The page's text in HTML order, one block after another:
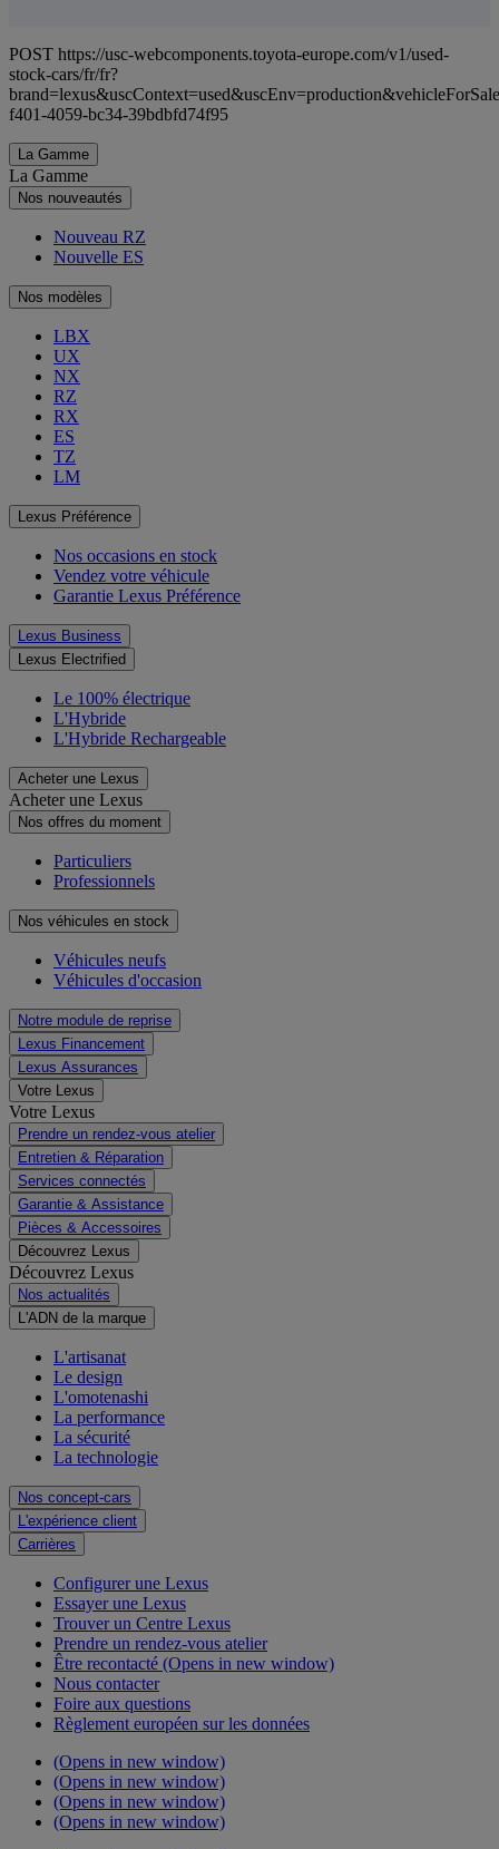
POST https://usc-webcomponents.toyota-europe.com/v1/used-
stock-cars/fr/fr?
f401-4059-bc34-39bdbfd74f95
La Gamme
La Gamme
Nos nouveautés
Nouveau RZ
Nouvelle ES
Nos modèles
LBX
UX
NX
RZ
RX
ES
TZ
LM
Lexus Préférence
Nos occasions en stock
Vendez votre véhicule
Garantie Lexus Préférence
Lexus Business
Lexus Electrified
Le 100% électrique
L'Hybride
L'Hybride Rechargeable
Acheter une Lexus
Acheter une Lexus
Nos offres du moment
Particuliers
Professionnels
Nos véhicules en stock
Véhicules neufs
Véhicules d'occasion
Notre module de reprise
Lexus Financement
Lexus Assurances
Votre Lexus
Votre Lexus
Prendre un rendez-vous atelier
Entretien & Réparation
Services connectés
Garantie & Assistance
Pièces & Accessoires
Découvrez Lexus
Découvrez Lexus
Nos actualités
L'ADN de la marque
L'artisanat
Le design
L'omotenashi
La performance
La sécurité
La technologie
Nos concept-cars
L'expérience client
Carrières
Configurer une Lexus
Essayer une Lexus
Trouver un Centre Lexus
Prendre un rendez-vous atelier
Être recontacté (Opens in new window)
Nous contacter
Foire aux questions
Règlement européen sur les données
(Opens in new window)
(Opens in new window)
(Opens in new window)
(Opens in new window)